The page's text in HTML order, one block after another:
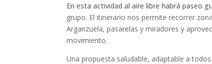
En esta actividad al aire libre habrá paseo
grupo. El itinerario nos permite recorrer
Arganzuela, pasarelas y miradores y
movimiento.
Una propuesta saludable, adaptable a